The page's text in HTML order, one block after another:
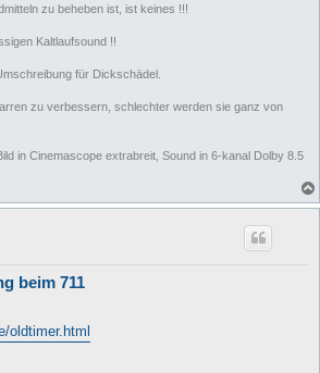
zu beheben ist, ist keines !!!
Kaltlaufsound !!
für Dickschädel.
zu verbessern, schlechter werden sie ganz von
in Cinemascope extrabreit, Sound in 6-kanal Dolby 8.5
beim 711
oldtimer.html